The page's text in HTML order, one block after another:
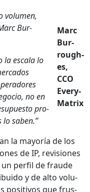
Marc
Bur­
rough­
es,
CCO
Every­
Ma­trix
vol­u­men,
Bur­
la escala lo
no en
pro­
saben.”
la may­oría de los
de IP, revi­siones
per­fil de fraude
y de alto vol­u­
pos­i­tivos que frus­